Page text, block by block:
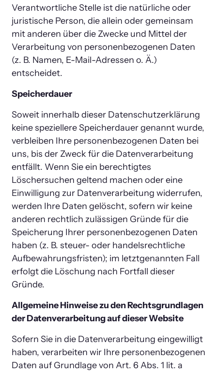
Verantwortliche Stelle ist die natürliche oder
juristische Person, die allein oder gemeinsam
mit anderen über die Zwecke und Mittel der
Verarbeitung von personenbezogenen Daten
(z. B. Namen, E-Mail-Adressen o. Ä.)
entscheidet.
Speicherdauer
Soweit innerhalb dieser Datenschutzerklärung
keine speziellere Speicherdauer genannt wurde,
verbleiben Ihre personenbezogenen Daten bei
uns, bis der Zweck für die Datenverarbeitung
entfällt. Wenn Sie ein berechtigtes
Löschersuchen geltend machen oder eine
Einwilligung zur Datenverarbeitung widerrufen,
werden Ihre Daten gelöscht, sofern wir keine
anderen rechtlich zulässigen Gründe für die
Speicherung Ihrer personenbezogenen Daten
haben (z. B. steuer- oder handelsrechtliche
Aufbewahrungsfristen); im letztgenannten Fall
erfolgt die Löschung nach Fortfall dieser
Gründe.
Allgemeine Hinweise zu den Rechtsgrundlagen
der Datenverarbeitung auf dieser Website
Sofern Sie in die Datenverarbeitung eingewilligt
haben, verarbeiten wir Ihre personenbezogenen
Daten auf Grundlage von Art. 6 Abs. 1 lit. a